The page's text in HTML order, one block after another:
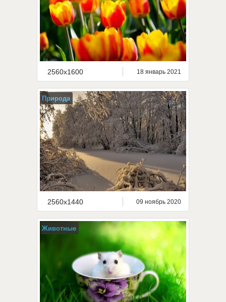
2560x1600 18 январь 2021
Природа
2560x1440 09 ноябрь 2020
Животные